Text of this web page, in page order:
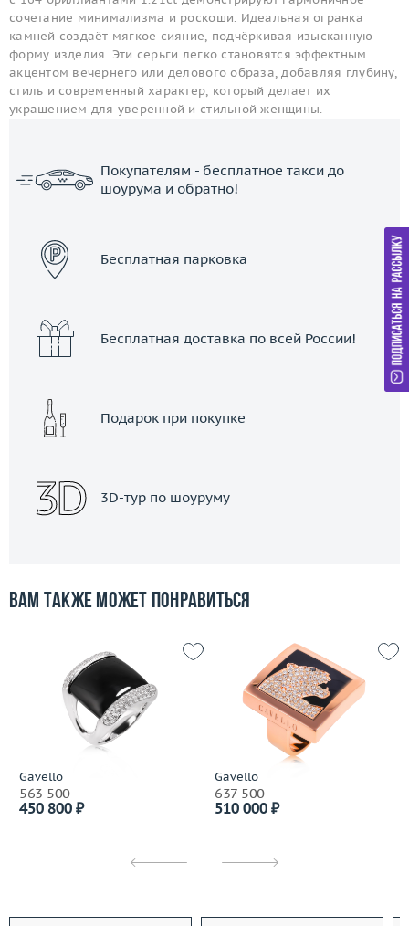
сочетание минимализма и роскоши. Идеальная огранка
камней создаёт мягкое сияние, подчёркивая изысканную
форму изделия. Эти серьги легко становятся эффектным
акцентом вечернего или делового образа, добавляя глубину,
стиль и современный характер, который делает их
украшением для уверенной и стильной женщины.
Покупателям - бесплатное такси до
шоурума и обратно!
Бесплатная парковка
Бесплатная доставка по всей России!
Подарок при покупке
3D-тур по шоуруму
Вам также может понравиться
Gavello
563 500
450 800 ₽
Gavello
637 500
510 000 ₽